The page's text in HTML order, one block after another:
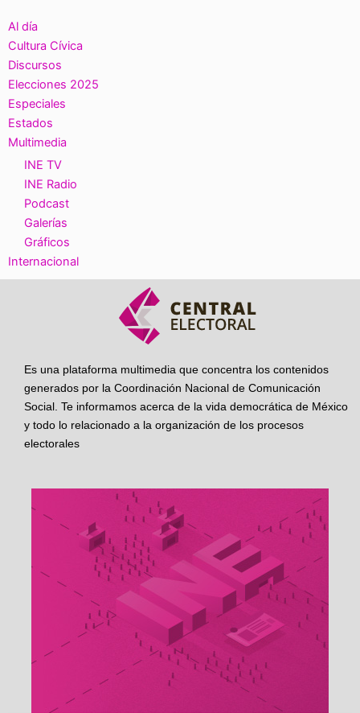
Al día
Cultura Cívica
Discursos
Elecciones 2025
Especiales
Estados
Multimedia
INE TV
INE Radio
Podcast
Galerías
Gráficos
Internacional
Es una plataforma multimedia que concentra los contenidos
generados por la Coordinación Nacional de Comunicación
Social. Te informamos acerca de la vida democrática de México
y todo lo relacionado a la organización de los procesos
electorales